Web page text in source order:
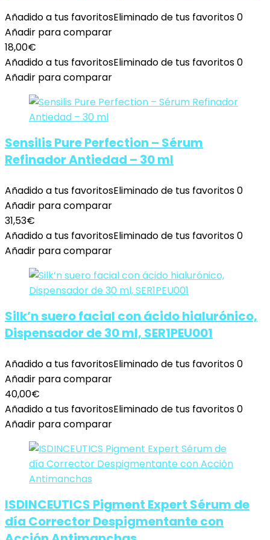
Añadido a tus favoritosEliminado de tus favoritos0
Añadir para comparar
18,00€
Añadido a tus favoritosEliminado de tus favoritos0
Añadir para comparar
Sensilis Pure Perfection – Sérum
Refinador Antiedad – 30 ml
Añadido a tus favoritosEliminado de tus favoritos0
Añadir para comparar
31,53€
Añadido a tus favoritosEliminado de tus favoritos0
Añadir para comparar
Silk’n suero facial con ácido hialurónico,
Dispensador de 30 ml, SER1PEU001
Añadido a tus favoritosEliminado de tus favoritos0
Añadir para comparar
40,00€
Añadido a tus favoritosEliminado de tus favoritos0
Añadir para comparar
ISDINCEUTICS Pigment Expert Sérum de
día Corrector Despigmentante con